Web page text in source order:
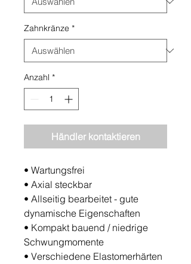
Zahnkränze *
Anzahl *
Händler kontaktieren
• Wartungsfrei
• Axial steckbar
• Allseitig bearbeitet - gute
dynamische Eigenschaften
• Kompakt bauend / niedrige
Schwungmomente
• Verschiedene Elastomerhärten